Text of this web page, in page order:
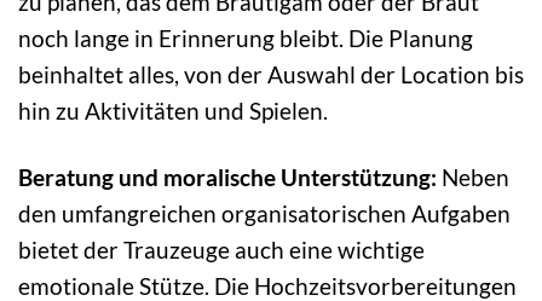
noch lange in Erinnerung bleibt. Die Planung
beinhaltet alles, von der Auswahl der Location bis
hin zu Aktivitäten und Spielen.
Beratung und moralische Unterstützung: Neben
den umfangreichen organisatorischen Aufgaben
bietet der Trauzeuge auch eine wichtige
emotionale Stütze. Die Hochzeitsvorbereitungen